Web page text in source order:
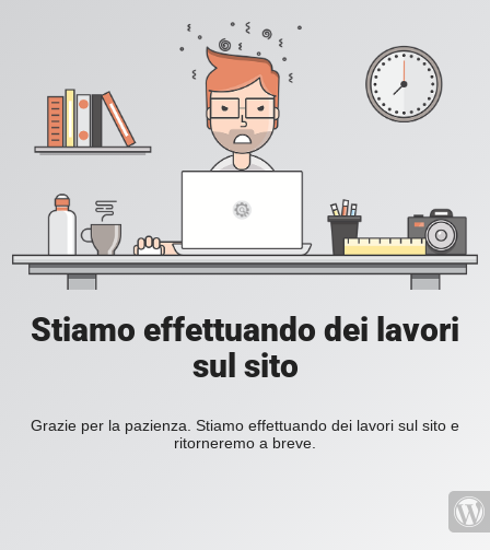
Stiamo effettuando dei lavori
sul sito
Grazie per la pazienza. Stiamo effettuando dei lavori sul sito e
ritorneremo a breve.